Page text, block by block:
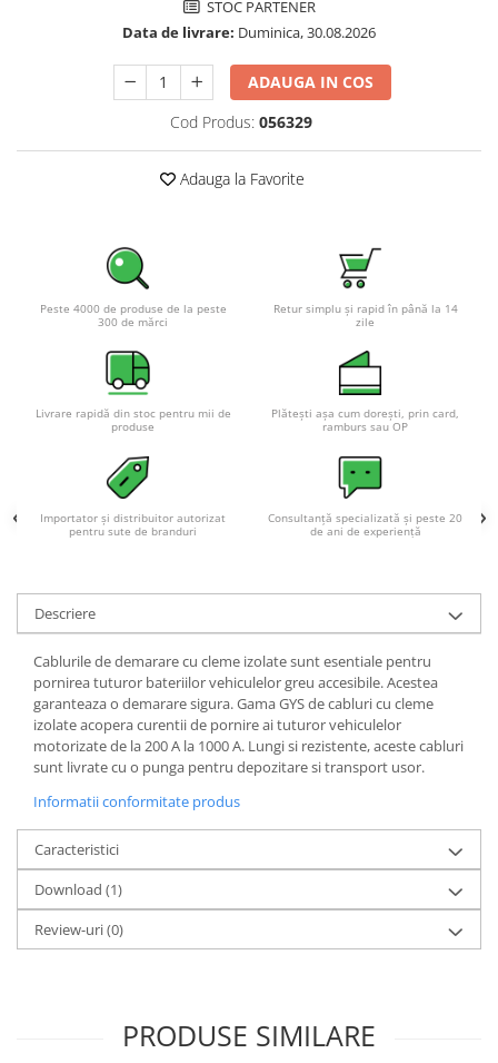
Pachete complete stocare energie
Sisteme fotovoltaice complete
Sisteme fotovoltaice de putere
Sisteme fotovoltaice profesionale
Statii de incarcare vehicule
Statii de incarcare
Cabluri de incarcare vehicule
Prize de incarcare vehicule
electrice
Turbine eoliene pentru casă
Tractiune / LiFePo4
Baterii si acumulatori AGM VRLA
de 6-12 V
Acumulatori Moto, ATV
GEL
AGM
Li-Ion
SLA AGM (Sealed Lead Acid)
Tractiune
Marine & Caravan
APC
Pachete acumulatori VRLA
Redresoare auto, moto, barci si
STOC PARTENER
Data de livrare: Duminica, 30.08.2026
ADAUGA IN COS
Cod Produs: 056329
Adauga la Favorite
Peste 4000 de produse de la peste
300 de mărci
Retur simplu și rapid în până la 14
zile
Livrare rapidă din stoc pentru mii de
produse
Plătești așa cum dorești, prin card,
ramburs sau OP
Importator și distribuitor autorizat
pentru sute de branduri
Consultanță specializată și peste 20
de ani de experiență
Descriere
Cablurile de demarare cu cleme izolate sunt esentiale pentru
pornirea tuturor bateriilor vehiculelor greu accesibile. Acestea
garanteaza o demarare sigura. Gama GYS de cabluri cu cleme
izolate acopera curentii de pornire ai tuturor vehiculelor
motorizate de la 200 A la 1000 A. Lungi si rezistente, aceste cabluri
sunt livrate cu o punga pentru depozitare si transport usor.
Informatii conformitate produs
Caracteristici
Download (1)
Review-uri(0)
PRODUSE SIMILARE